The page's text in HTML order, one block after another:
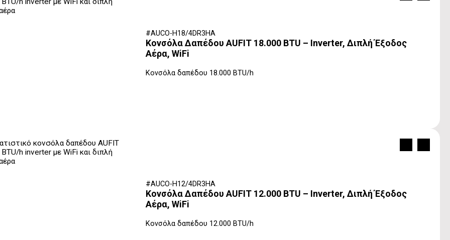
#AUCO-H18/4DR3HA
Κονσόλα Δαπέδου AUFIT 18.000 BTU – Inverter, Διπλή Έξοδος
Αέρα, WiFi
Κονσόλα δαπέδου 18.000 BTU/h
#AUCO-H12/4DR3HA
Κονσόλα Δαπέδου AUFIT 12.000 BTU – Inverter, Διπλή Έξοδος
Αέρα, WiFi
Κονσόλα δαπέδου 12.000 BTU/h